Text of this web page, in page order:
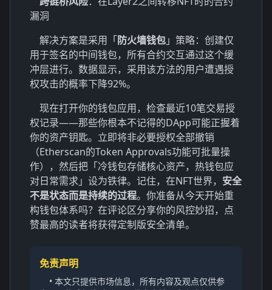
漏洞
解决方案是采用「防火墙钱包」策略：创建仅
用于签名的中间钱包，所有合约交互通过这个缓
冲层进行。数据显示，采用该方法的用户遭遇授
权攻击的概率下降92%。
现在打开你的钱包应用，检查最近10笔交易授
权记录——那些你根本不记得的DApp可能正握着
你的资产钥匙。立即将非必要授权全部撤销
（Etherscan的Token Approvals功能可批量操
作），然后把「冷钱包存储核心资产，热钱包应
对日常需求」设为铁律。记住，在NFT世界， 安全
不是状态而是持续的过程。你准备从今天开始重
构钱包体系吗？在评论区分享你的风控妙招，点
赞最高的读者将获得定制版安全清单。
免责声明
• 本文只提供市场信息，所有内容及观点仅供参